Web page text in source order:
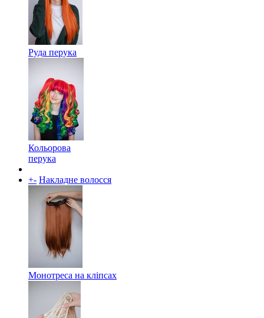
Руда перука
Кольорова
перука
+- Накладне волосся
Монотреса на кліпсах